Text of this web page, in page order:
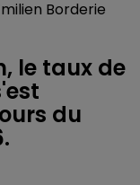
Borderie
le taux de
du